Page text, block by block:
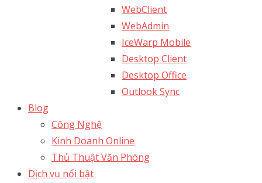
WebClient
WebAdmin
IceWarp Mobile
Desktop Client
Desktop Office
Outlook Sync
Blog
Công Nghệ
Kinh Doanh Online
Thủ Thuật Văn Phòng
Dịch vụ nổi bật